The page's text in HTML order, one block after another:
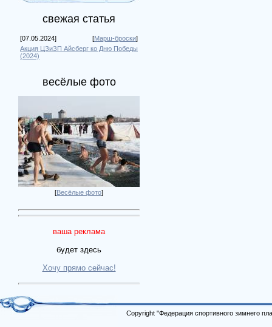
свежая статья
[07.05.2024] [Марш-броски]
Акция ЦЗиЗП Айсберг ко Дню Победы
(2024)
весёлые фото
[Весёлые фото]
ваша реклама
будет здесь
Хочу прямо сейчас!
Copyright "Федерация спортивного зимнего